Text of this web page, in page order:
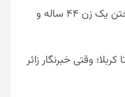
حریق دلخراش در فومن؛ جان باختن یک زن ۴۴ ساله و
وقتی خبرنگار زائر